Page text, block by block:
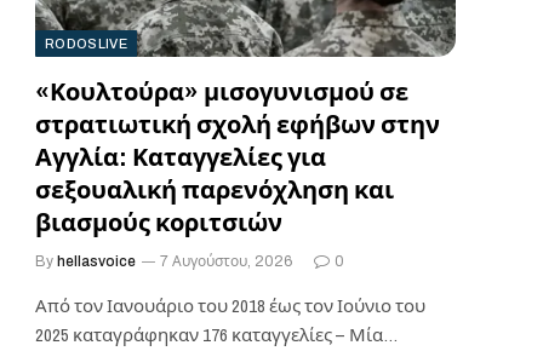
RODOSLIVE
«Κουλτούρα» μισογυνισμού σε
στρατιωτική σχολή εφήβων στην
Αγγλία: Καταγγελίες για
σεξουαλική παρενόχληση και
βιασμούς κοριτσιών
By hellasvoice 7 Αυγούστου, 2026 0
Από τον Ιανουάριο του 2018 έως τον Ιούνιο του
2025 καταγράφηκαν 176 καταγγελίες – Μία…